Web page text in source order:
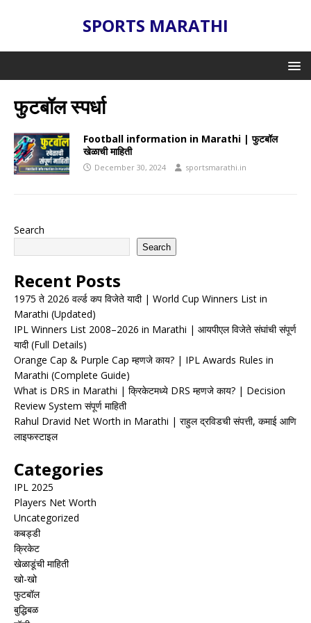
SPORTS MARATHI
फुटबॉल स्पर्धा
Football information in Marathi | फुटबॉल
खेळाची माहिती
December 30, 2024 sportsmarathi.in
Search
Search
Recent Posts
1975 ते 2026 वर्ल्ड कप विजेते यादी | World Cup Winners List in
Marathi (Updated)
IPL Winners List 2008–2026 in Marathi | आयपीएल विजेते संघांची संपूर्ण
यादी (Full Details)
Orange Cap & Purple Cap म्हणजे काय? | IPL Awards Rules in
Marathi (Complete Guide)
What is DRS in Marathi | क्रिकेटमध्ये DRS म्हणजे काय? | Decision
Review System संपूर्ण माहिती
Rahul Dravid Net Worth in Marathi | राहुल द्रविडची संपत्ती, कमाई आणि
लाइफस्टाइल
Categories
IPL 2025
Players Net Worth
Uncategorized
कबड्डी
क्रिकेट
खेळाडूंची माहिती
खो-खो
फुटबॉल
बुद्धिबळ